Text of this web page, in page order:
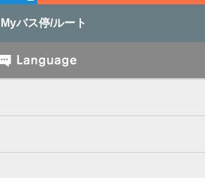
Myバス停/ルート